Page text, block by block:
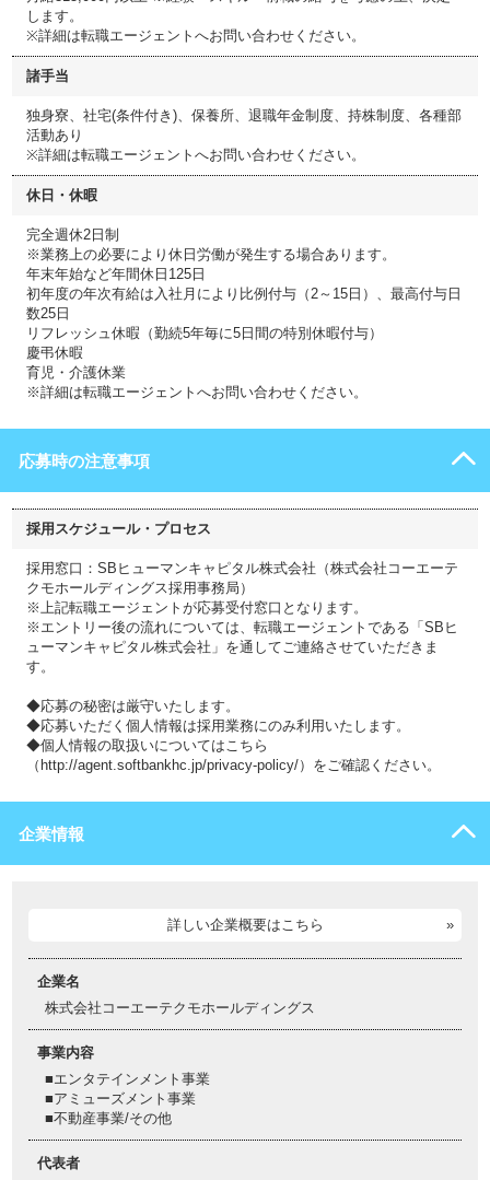
します。
※詳細は転職エージェントへお問い合わせください。
諸手当
独身寮、社宅(条件付き)、保養所、退職年金制度、持株制度、各種部
活動あり
※詳細は転職エージェントへお問い合わせください。
休日・休暇
完全週休2日制
※業務上の必要により休日労働が発生する場合あります。
年末年始など年間休日125日
初年度の年次有給は入社月により比例付与（2～15日）、最高付与日
数25日
リフレッシュ休暇（勤続5年毎に5日間の特別休暇付与）
慶弔休暇
育児・介護休業
※詳細は転職エージェントへお問い合わせください。
応募時の注意事項
採用スケジュール・プロセス
採用窓口：SBヒューマンキャピタル株式会社（株式会社コーエーテ
クモホールディングス採用事務局）
※上記転職エージェントが応募受付窓口となります。
※エントリー後の流れについては、転職エージェントである「SBヒ
ューマンキャピタル株式会社」を通してご連絡させていただきま
す。
◆応募の秘密は厳守いたします。
◆応募いただく個人情報は採用業務にのみ利用いたします。
◆個人情報の取扱いについてはこちら
（http://agent.softbankhc.jp/privacy-policy/）をご確認ください。
企業情報
詳しい企業概要はこちら
企業名
株式会社コーエーテクモホールディングス
事業内容
■エンタテインメント事業
■アミューズメント事業
■不動産事業/その他
代表者